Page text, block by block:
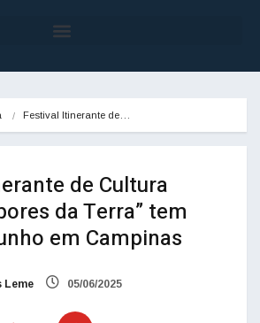
Festival Itinerante de…
de Cultura
da Terra” tem
em Campinas
Leme 05/06/2025